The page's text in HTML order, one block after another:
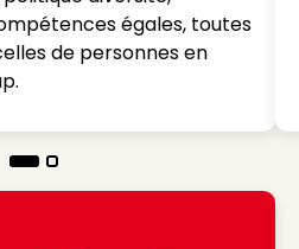
égales, toutes
de personnes en